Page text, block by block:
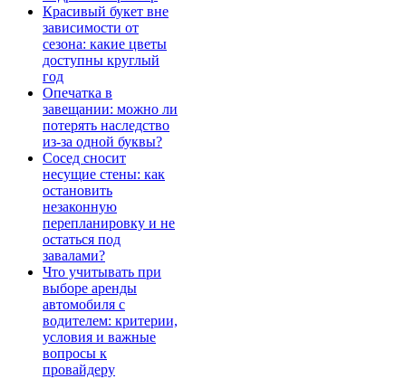
Красивый букет вне
зависимости от
сезона: какие цветы
доступны круглый
год
Опечатка в
завещании: можно ли
потерять наследство
из-за одной буквы?
Сосед сносит
несущие стены: как
остановить
незаконную
перепланировку и не
остаться под
завалами?
Что учитывать при
выборе аренды
автомобиля с
водителем: критерии,
условия и важные
вопросы к
провайдеру